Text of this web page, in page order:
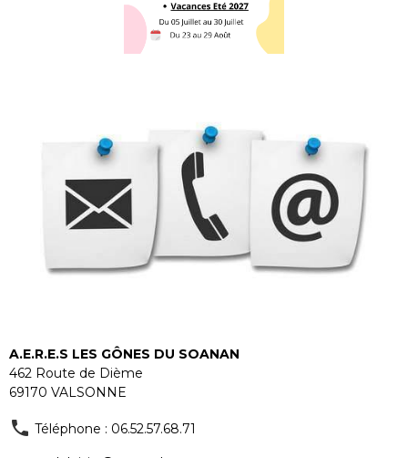
A.E.R.E.S LES GÔNES DU SOANAN
462 Route de Dième
69170 VALSONNE
Téléphone : 06.52.57.68.71